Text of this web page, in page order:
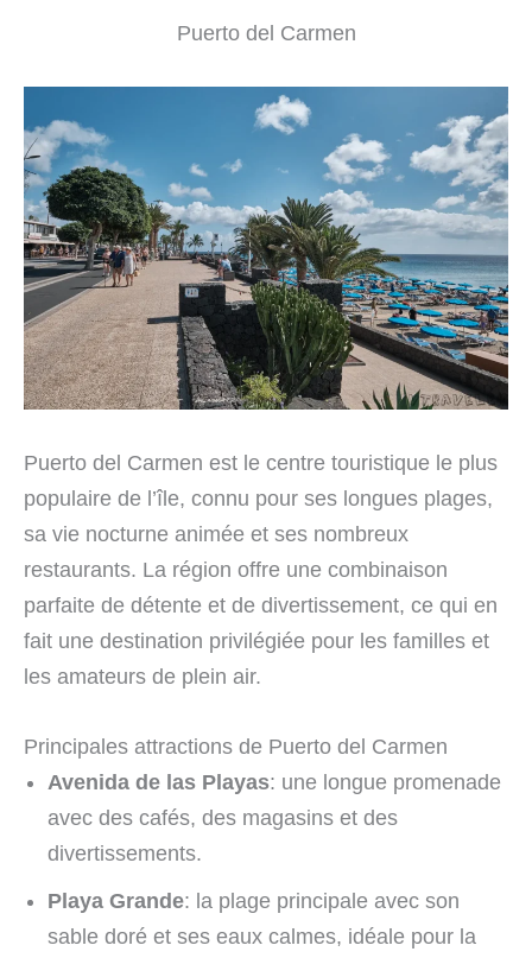
Puerto del Carmen
Puerto del Carmen est le centre touristique le plus
populaire de l’île, connu pour ses longues plages,
sa vie nocturne animée et ses nombreux
restaurants. La région offre une combinaison
parfaite de détente et de divertissement, ce qui en
fait une destination privilégiée pour les familles et
les amateurs de plein air.
Principales attractions de Puerto del Carmen
Avenida de las Playas: une longue promenade
avec des cafés, des magasins et des
divertissements.
Playa Grande: la plage principale avec son
sable doré et ses eaux calmes, idéale pour la